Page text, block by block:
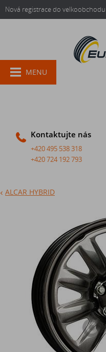
Nová registrace do velkoobchodu
Kontaktujte nás
+420 495 538 318
+420 724 192 793
MENU
ALCAR HYBRID